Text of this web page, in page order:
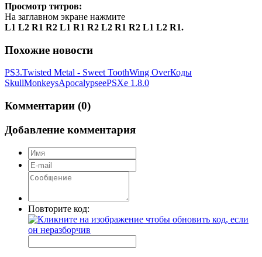
Просмотр титров:
На заглавном экране нажмите
L1 L2 R1 R2 L1 R1 R2 L2 R1 R2 L1 L2 R1.
Похожие новости
PS3.Twisted Metal - Sweet ToothWing OverКоды
SkullMonkeysApocalypseePSXe 1.8.0
Комментарии (0)
Добавление комментария
Повторите код: